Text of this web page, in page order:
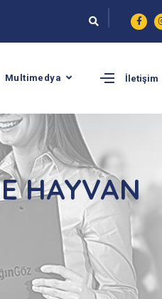
Multimedya İletişim
HAYVAN